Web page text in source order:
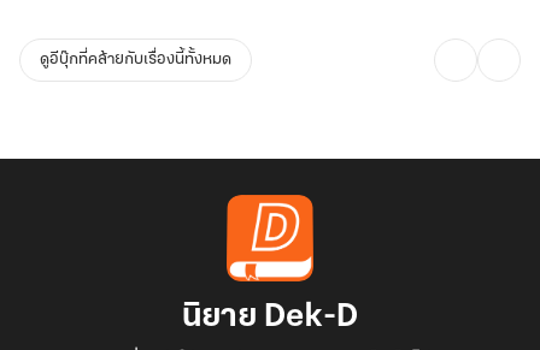
ดูอีบุ๊กที่คล้ายกับเรื่องนี้ทั้งหมด
นิยาย Dek-D